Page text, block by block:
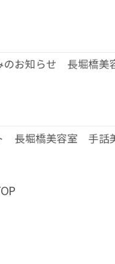
のお知らせ 長堀橋
長堀橋美容室 手話